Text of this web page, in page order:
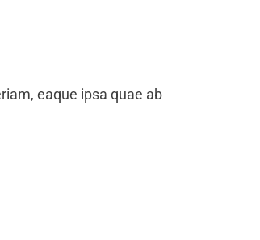
eaque ipsa quae ab